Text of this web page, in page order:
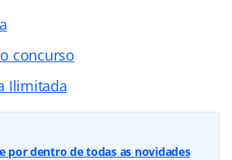
concurso
Ilimitada
por dentro de todas as novidades